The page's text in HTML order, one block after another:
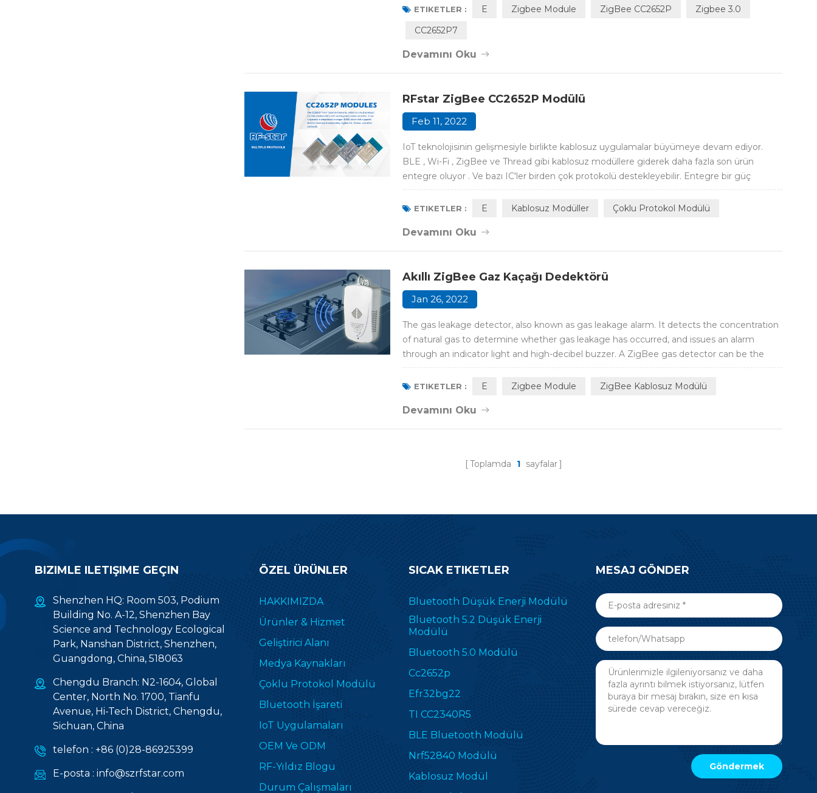
uyumluluğu ile ev asistanı...
ETIKETLER : E Zigbee Module ZigBee CC2652P
Zigbee 3.0
CC2652P7
Devamını Oku
RFstar ZigBee CC2652P Modülü
Feb 11, 2022
IoT teknolojisinin gelişmesiyle birlikte kablosuz uygulamalar büyümeye devam ediyor.
BLE , Wi-Fi , ZigBee ve Thread gibi kablosuz modüllere giderek daha fazla son ürün
entegre oluyor . Ve bazı IC'ler birden çok protokolü destekleyebilir. Entegre bir güç
amplifikatörüne sahip çok protokollü 2,4 GHz kablosuz MCU olan Texas Instruments'tan
CC2652P . BLE 5.2 (geriye dönük uyumlu), ZigBee 3.0, Thread v...
ETIKETLER : E Kablosuz Modüller Çoklu Protokol Modülü
Devamını Oku
Akıllı ZigBee Gaz Kaçağı Dedektörü
Jan 26, 2022
The gas leakage detector, also known as gas leakage alarm. It detects the concentration
of natural gas to determine whether gas leakage has occurred, and issues an alarm
through an indicator light and high-decibel buzzer. A ZigBee gas detector can be the
bridge and control center for smart homes and plays an irreplaceable role for all ZigBee
products and realizes the whole intelligent linkage of y...
ETIKETLER : E Zigbee Module ZigBee Kablosuz Modülü
Devamını Oku
Toplamda 1 sayfalar
BIZIMLE ILETIŞIME GEÇIN
Shenzhen HQ: Room 503, Podium
Building No. A-12, Shenzhen Bay
Science and Technology Ecological
Park, Nanshan District, Shenzhen,
Guangdong, China, 518063
Chengdu Branch: N2-1604, Global
Center, North No. 1700, Tianfu
Avenue, Hi-Tech District, Chengdu,
Sichuan, China
telefon : +86 (0)28-86925399
E-posta : info@szrfstar.com
ÖZEL ÜRÜNLER
HAKKIMIZDA
Ürünler & Hizmet
Geliştirici Alanı
Medya Kaynakları
Çoklu Protokol Modülü
Bluetooth İşareti
IoT Uygulamaları
OEM Ve ODM
RF-Yıldız Blogu
Durum Çalışmaları
SICAK ETIKETLER
Bluetooth Düşük Enerji Modülü
Bluetooth 5.2 Düşük Enerji
Modülü
Bluetooth 5.0 Modülü
Cc2652p
Efr32bg22
TI CC2340R5
BLE Bluetooth Modülü
Nrf52840 Modülü
Kablosuz Modül
MESAJ GÖNDER